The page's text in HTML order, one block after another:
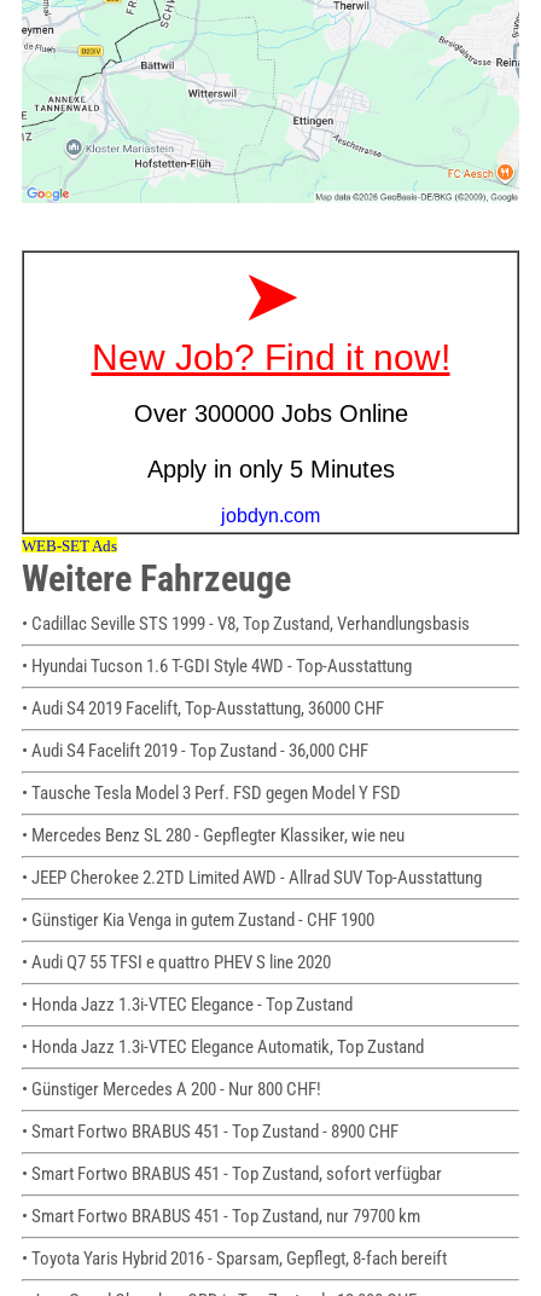
Weitere Fahrzeuge
• Cadillac Seville STS 1999 - V8, Top Zustand, Verhandlungsbasis
• Hyundai Tucson 1.6 T-GDI Style 4WD - Top-Ausstattung
• Audi S4 2019 Facelift, Top-Ausstattung, 36000 CHF
• Audi S4 Facelift 2019 - Top Zustand - 36,000 CHF
• Tausche Tesla Model 3 Perf. FSD gegen Model Y FSD
• Mercedes Benz SL 280 - Gepflegter Klassiker, wie neu
• JEEP Cherokee 2.2TD Limited AWD - Allrad SUV Top-Ausstattung
• Günstiger Kia Venga in gutem Zustand - CHF 1900
• Audi Q7 55 TFSI e quattro PHEV S line 2020
• Honda Jazz 1.3i-VTEC Elegance - Top Zustand
• Honda Jazz 1.3i-VTEC Elegance Automatik, Top Zustand
• Günstiger Mercedes A 200 - Nur 800 CHF!
• Smart Fortwo BRABUS 451 - Top Zustand - 8900 CHF
• Smart Fortwo BRABUS 451 - Top Zustand, sofort verfügbar
• Smart Fortwo BRABUS 451 - Top Zustand, nur 79700 km
• Toyota Yaris Hybrid 2016 - Sparsam, Gepflegt, 8-fach bereift